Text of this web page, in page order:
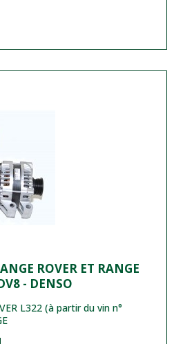
ROVER ET RANGE
- DENSO
L322 (à partir du vin n°